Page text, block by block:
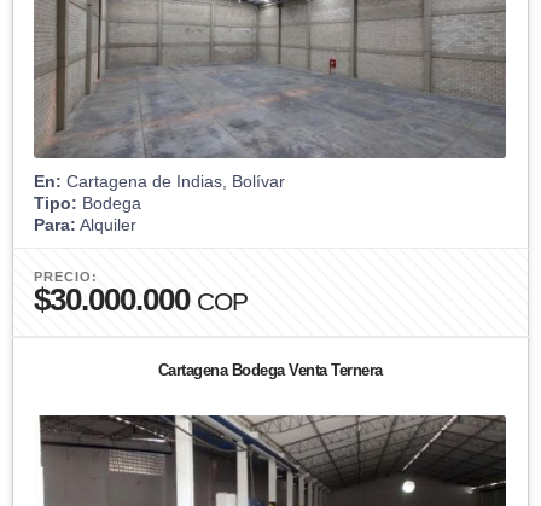
En: Cartagena de Indias, Bolívar
Tipo: Bodega
Para: Alquiler
PRECIO:
$30.000.000 COP
Cartagena Bodega Venta Ternera